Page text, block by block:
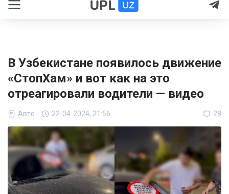
В Узбекистане появилось движение
«СтопХам» и вот как на это
отреагировали водители — видео
Авто 22-04-2024, 21:56 28